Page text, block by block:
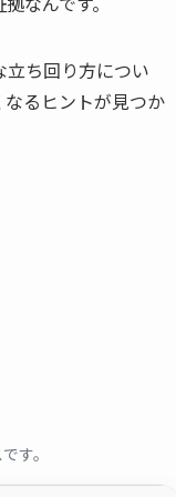
ち回り方につい
るヒントが見つか
す。